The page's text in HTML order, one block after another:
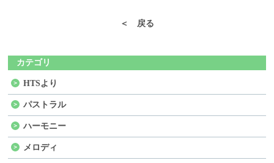
＜ 戻る
カテゴリ
HTSより
パストラル
ハーモニー
メロディ